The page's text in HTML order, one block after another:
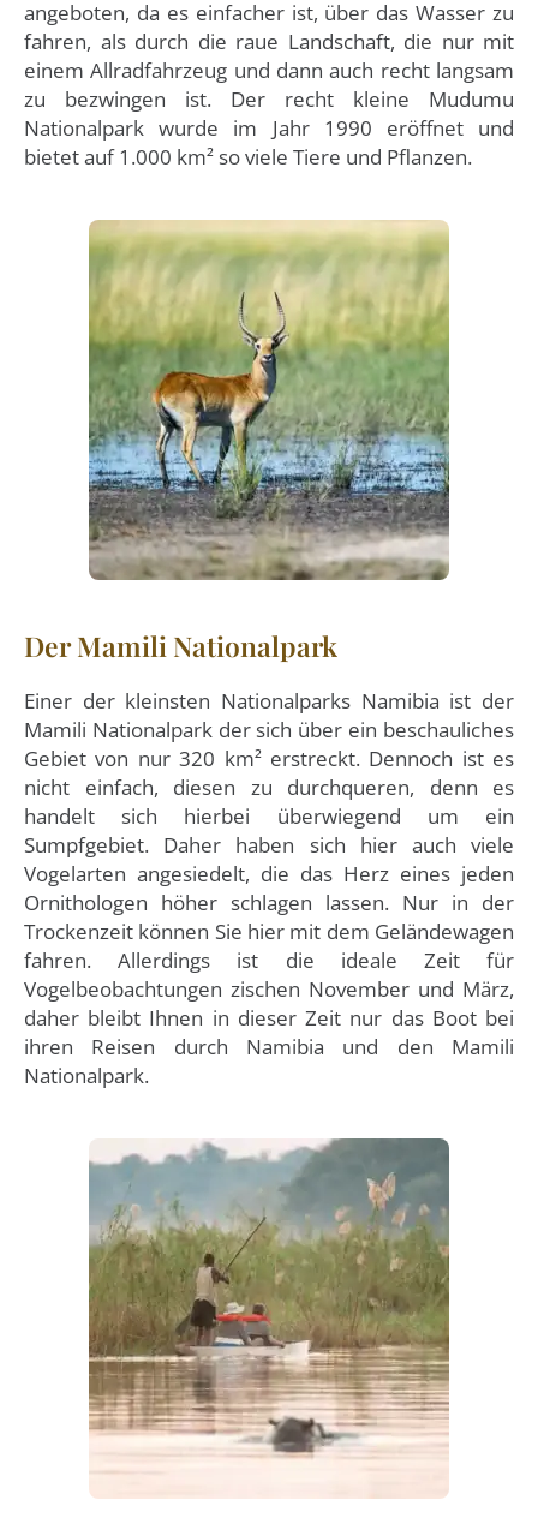
angeboten, da es einfacher ist, über das Wasser zu
fahren, als durch die raue Landschaft, die nur mit
einem Allradfahrzeug und dann auch recht langsam
zu bezwingen ist. Der recht kleine Mudumu
Nationalpark wurde im Jahr 1990 eröffnet und
bietet auf 1.000 km² so viele Tiere und Pflanzen.
Der Mamili Nationalpark
Einer der kleinsten Nationalparks Namibia ist der
Mamili Nationalpark der sich über ein beschauliches
Gebiet von nur 320 km² erstreckt. Dennoch ist es
nicht einfach, diesen zu durchqueren, denn es
handelt sich hierbei überwiegend um ein
Sumpfgebiet. Daher haben sich hier auch viele
Vogelarten angesiedelt, die das Herz eines jeden
Ornithologen höher schlagen lassen. Nur in der
Trockenzeit können Sie hier mit dem Geländewagen
fahren. Allerdings ist die ideale Zeit für
Vogelbeobachtungen zischen November und März,
daher bleibt Ihnen in dieser Zeit nur das Boot bei
ihren Reisen durch Namibia und den Mamili
Nationalpark.